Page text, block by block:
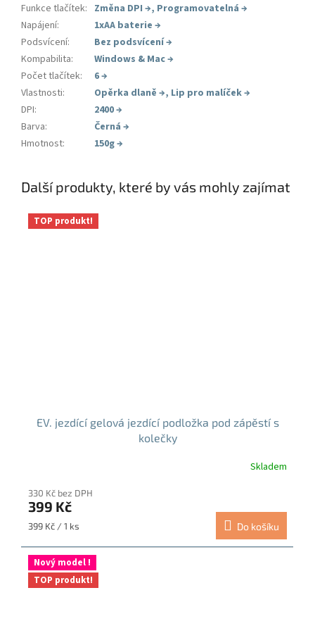
Funkce tlačítek: Změna DPI →, Programovatelná →
Napájení: 1xAA baterie →
Podsvícení: Bez podsvícení→
Kompabilita: Windows & Mac→
Počet tlačítek: 6→
Vlastnosti: Opěrka dlaně →, Lip pro malíček→
DPI: 2400→
Barva: Černá →
Hmotnost: 150g→
Další produkty, které by vás mohly zajímat
TOP produkt!
EV. jezdící gelová jezdící podložka pod zápěstí s
kolečky
produktu
je
5,0
5
hvězdiček.
Skladem
330 Kč bez DPH
399 Kč
Měrná
399 Kč / 1 ks Do košíku
Nový model !
TOP produkt!